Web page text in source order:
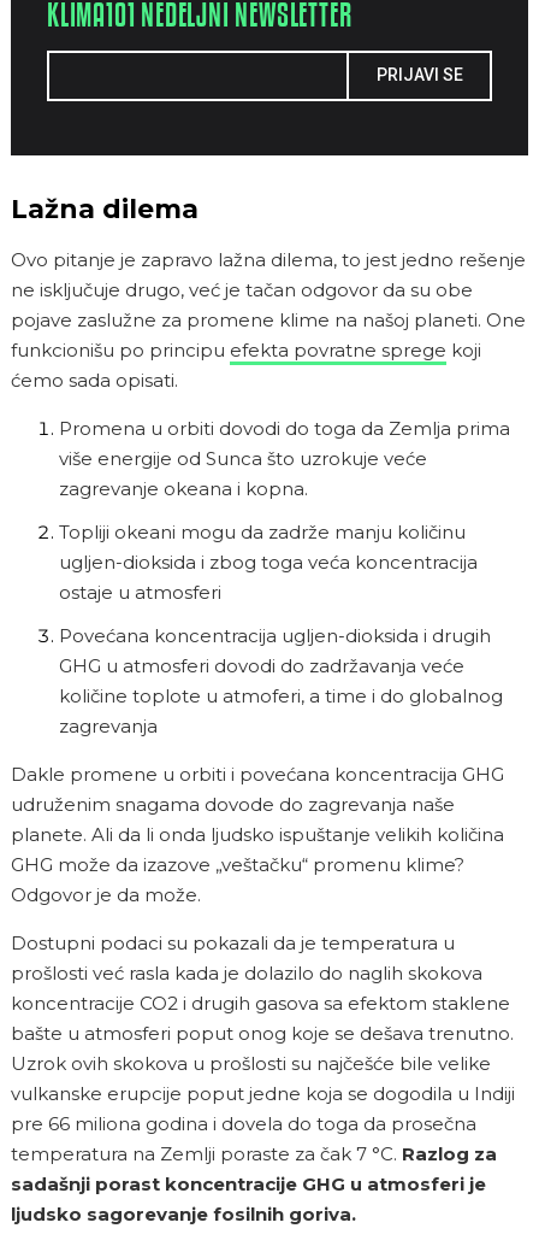
KLIMA101 NEDELJNI NEWSLETTER
PRIJAVI SE
Lažna dilema
Ovo pitanje je zapravo lažna dilema, to jest jedno rešenje
ne isključuje drugo, već je tačan odgovor da su obe
pojave zaslužne za promene klime na našoj planeti. One
funkcionišu po principu efekta povratne sprege koji
ćemo sada opisati.
Promena u orbiti dovodi do toga da Zemlja prima
više energije od Sunca što uzrokuje veće
zagrevanje okeana i kopna.
Topliji okeani mogu da zadrže manju količinu
ugljen-dioksida i zbog toga veća koncentracija
ostaje u atmosferi
Povećana koncentracija ugljen-dioksida i drugih
GHG u atmosferi dovodi do zadržavanja veće
količine toplote u atmoferi, a time i do globalnog
zagrevanja
Dakle promene u orbiti i povećana koncentracija GHG
udruženim snagama dovode do zagrevanja naše
planete. Ali da li onda ljudsko ispuštanje velikih količina
GHG može da izazove „veštačku“ promenu klime?
Odgovor je da može.
Dostupni podaci su pokazali da je temperatura u
prošlosti već rasla kada je dolazilo do naglih skokova
koncentracije CO2 i drugih gasova sa efektom staklene
bašte u atmosferi poput onog koje se dešava trenutno.
Uzrok ovih skokova u prošlosti su najčešće bile velike
vulkanske erupcije poput jedne koja se dogodila u Indiji
pre 66 miliona godina i dovela do toga da prosečna
temperatura na Zemlji poraste za čak 7 °C. Razlog za
sadašnji porast koncentracije GHG u atmosferi je
ljudsko sagorevanje fosilnih goriva.